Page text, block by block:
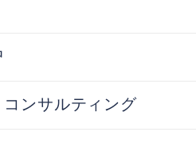
ンサルティング